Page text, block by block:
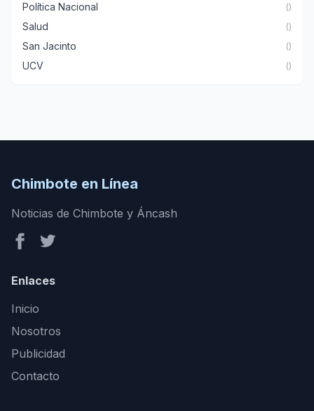
Política Nacional ()
Salud ()
San Jacinto ()
UCV ()
Chimbote en Línea
Noticias de Chimbote y Áncash
Enlaces
Inicio
Nosotros
Publicidad
Contacto